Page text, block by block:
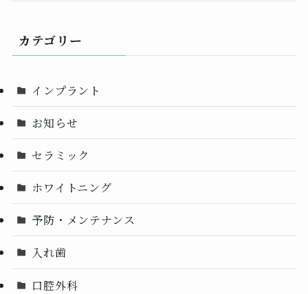
カテゴリー
インプラント
お知らせ
セラミック
ホワイトニング
予防・メンテナンス
入れ歯
口腔外科